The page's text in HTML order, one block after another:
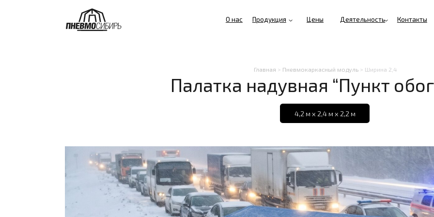
Контакты
Продукция Деятельность
Цены
Палатка надувная “Пункт обогрева”